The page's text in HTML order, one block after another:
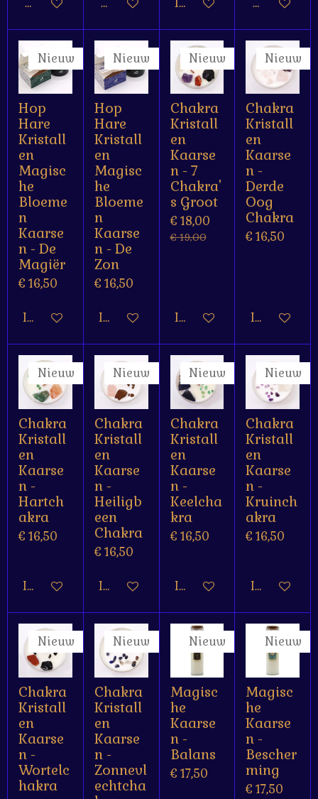
Nieuw
Hop
Hare
Kristall
en
Magisc
he
Bloeme
n
Kaarse
n - De
Magiër
€ 16,50
In winkelwagen
Nieuw
Hop
Hare
Kristall
en
Magisc
he
Bloeme
n
Kaarse
n - De
Zon
€ 16,50
In winkelwagen
Nieuw
Chakra
Kristall
en
Kaarse
n - 7
Chakra'
s Groot
€ 18,00
€ 19,00
In winkelwagen
Nieuw
Chakra
Kristall
en
Kaarse
n -
Derde
Oog
Chakra
€ 16,50
In
Nieuw
Chakra
Kristall
en
Kaarse
n -
Hartch
akra
€ 16,50
In winkelwagen
Nieuw
Chakra
Kristall
en
Kaarse
n -
Heiligb
een
Chakra
€ 16,50
In winkelwagen
Nieuw
Chakra
Kristall
en
Kaarse
n -
Keelcha
kra
€ 16,50
In winkelwagen
Nieuw
Chakra
Kristall
en
Kaarse
n -
Kruinch
akra
€ 16,50
In
Nieuw
Chakra
Kristall
en
Kaarse
n -
Wortelc
hakra
Nieuw
Chakra
Kristall
en
Kaarse
n -
Zonnevl
echtcha
Nieuw
Magisc
he
Kaarse
n -
Balans
€ 17,50
Nieuw
Magisc
he
Kaarse
n -
Bescher
ming
€ 17,50